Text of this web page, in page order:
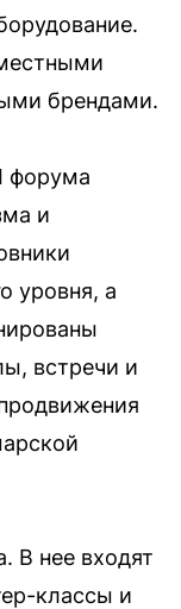
брендами.
форума
и
уровня, а
встречи и
В нее входят
классы и